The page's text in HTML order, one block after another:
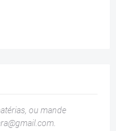
ou mande